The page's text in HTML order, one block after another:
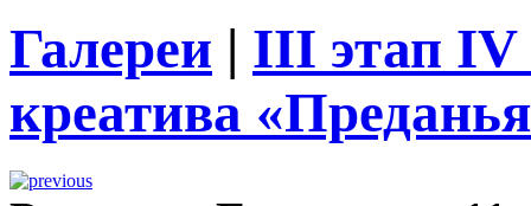
Галереи | III этап IV
креатива